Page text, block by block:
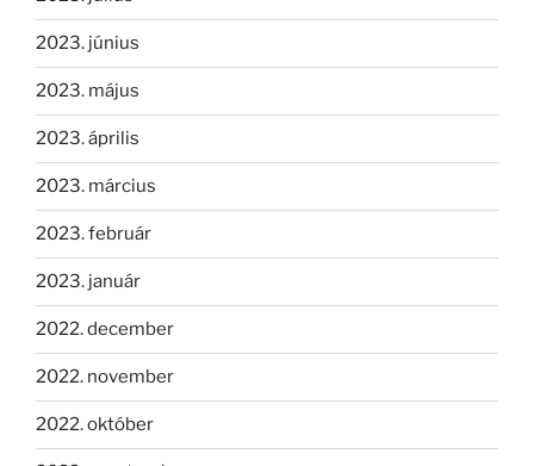
2023. június
2023. május
2023. április
2023. március
2023. február
2023. január
2022. december
2022. november
2022. október